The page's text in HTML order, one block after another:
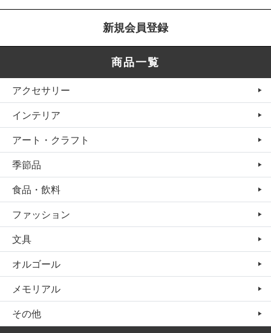
新規会員登録
商品一覧
アクセサリー
インテリア
アート・クラフト
季節品
食品・飲料
ファッション
文具
オルゴール
メモリアル
その他